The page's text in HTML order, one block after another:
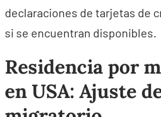
declaraciones de tarjetas de
si se encuentran disponibles.
Residencia por
en USA: Ajuste